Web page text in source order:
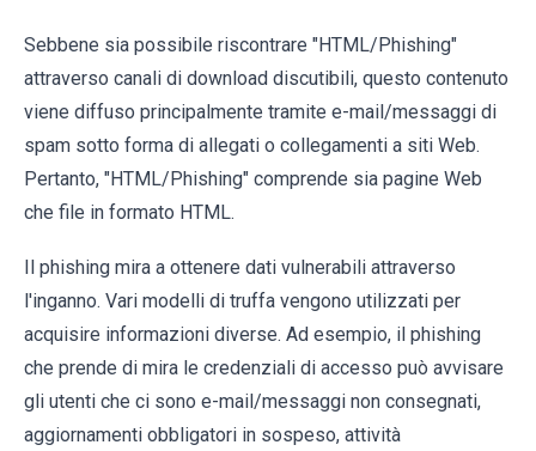
Sebbene sia possibile riscontrare "HTML/Phishing"
attraverso canali di download discutibili, questo contenuto
viene diffuso principalmente tramite e-mail/messaggi di
spam sotto forma di allegati o collegamenti a siti Web.
Pertanto, "HTML/Phishing" comprende sia pagine Web
che file in formato HTML.
Il phishing mira a ottenere dati vulnerabili attraverso
l'inganno. Vari modelli di truffa vengono utilizzati per
acquisire informazioni diverse. Ad esempio, il phishing
che prende di mira le credenziali di accesso può avvisare
gli utenti che ci sono e-mail/messaggi non consegnati,
aggiornamenti obbligatori in sospeso, attività